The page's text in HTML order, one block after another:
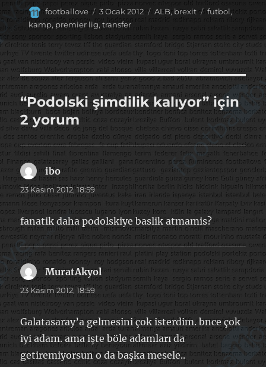
Yazar
footballove
Yayın
tarihi
3 Ocak 2012 Kategoriler
ALB, brexit Etiketler
futbol,
kamp, premier lig, transfer
“Podolski şimdilik kalıyor” için
2 yorum
ibodedi
ki:
23 Kasım 2012, 18:59
fanatik daha podolskiye baslik atmamis?
MuratAkyoldedi
ki:
23 Kasım 2012, 18:59
Galatasaray’a gelmesini çok isterdim. bnce çok
iyi adam. ama işte böle adamları da
getiremiyorsun o da başka mesele..